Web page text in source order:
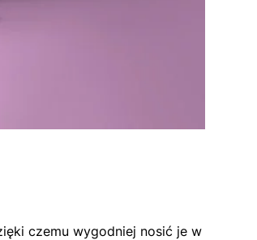
czemu wygodniej nosić je w